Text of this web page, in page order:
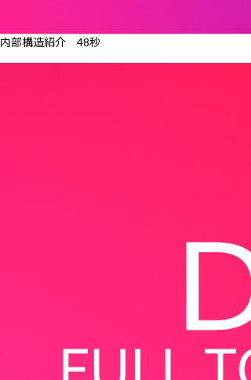
内部構造紹介 48秒